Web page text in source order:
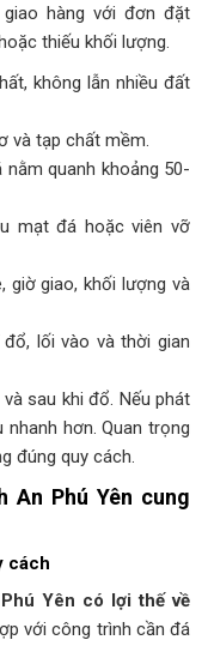
hàng với đơn đặt
thiếu khối lượng.
không lẫn nhiều đất
và tạp chất mềm.
nằm quanh khoảng 50-
mạt đá hoặc viên vỡ
giờ giao, khối lượng và
lối vào và thời gian
sau khi đổ. Nếu phát
hơn. Quan trọng
đúng quy cách.
An Phú Yên cung
cách
Yên có lợi thế về
với công trình cần đá